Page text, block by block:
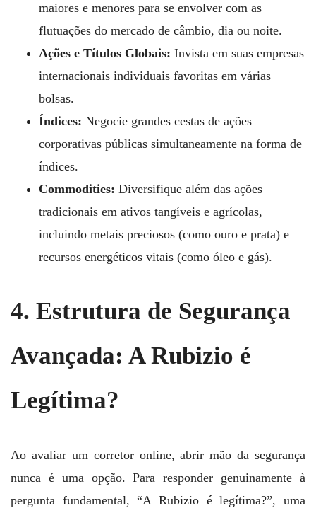
maiores e menores para se envolver com as
flutuações do mercado de câmbio, dia ou noite.
Ações e Títulos Globais: Invista em suas empresas
internacionais individuais favoritas em várias
bolsas.
Índices: Negocie grandes cestas de ações
corporativas públicas simultaneamente na forma de
índices.
Commodities: Diversifique além das ações
tradicionais em ativos tangíveis e agrícolas,
incluindo metais preciosos (como ouro e prata) e
recursos energéticos vitais (como óleo e gás).
4. Estrutura de Segurança
Avançada: A Rubizio é
Legítima?
Ao avaliar um corretor online, abrir mão da segurança
nunca é uma opção. Para responder genuinamente à
pergunta fundamental, “A Rubizio é legítima?”, uma